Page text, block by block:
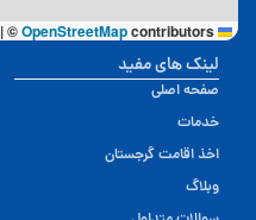
Leaflet
|©OpenStreetMapcontributors
لینک های مفید
صفحه اصلی
خدمات
اخذ اقامت گرجستان
وبلاگ